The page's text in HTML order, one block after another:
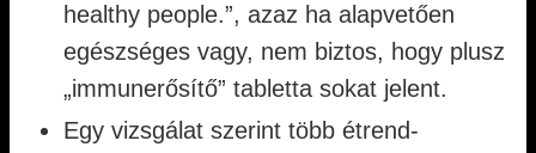
healthy people.”, azaz ha alapvetően
egészséges vagy, nem biztos, hogy plusz
„immunerősítő” tabletta sokat jelent.
Egy vizsgálat szerint több étrend-